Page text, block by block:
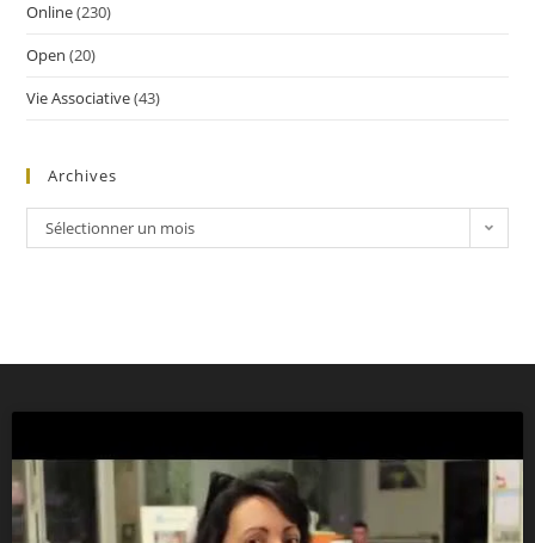
Online(230)
Open (20)
Vie Associative(43)
Archives
Sélectionner un mois